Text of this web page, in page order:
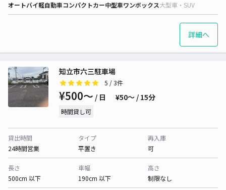
オートバイ軽自動車コンパクトカー中型車ワンボックス大型車・SUV
詳細へ
知立市六三駐車場
5 / 3件
¥500〜 / 日 ¥50〜 / 15分
時間貸し可
貸出時間
24時間営業
タイプ
平置き
再入庫
可
長さ
500cm 以下
車幅
190cm 以下
高さ
制限なし